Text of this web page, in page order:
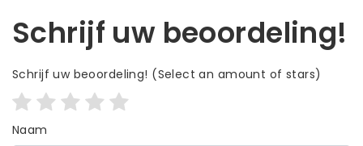
Schrijf uw beoordeling!
Schrijf uw beoordeling! (Select an amount of stars)
Naam